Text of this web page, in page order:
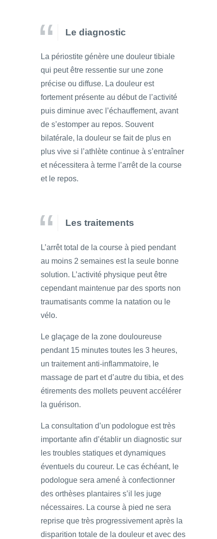
Le diagnostic
La périostite génère une douleur tibiale
qui peut être ressentie sur une zone
précise ou diffuse. La douleur est
fortement présente au début de l’activité
puis diminue avec l’échauffement, avant
de s’estomper au repos. Souvent
bilatérale, la douleur se fait de plus en
plus vive si l’athlète continue à s’entraîner
et nécessitera à terme l’arrêt de la course
et le repos.
Les traitements
L’arrêt total de la course à pied pendant
au moins 2 semaines est la seule bonne
solution. L’activité physique peut être
cependant maintenue par des sports non
traumatisants comme la natation ou le
vélo.
Le glaçage de la zone douloureuse
pendant 15 minutes toutes les 3 heures,
un traitement anti-inflammatoire, le
massage de part et d’autre du tibia, et des
étirements des mollets peuvent accélérer
la guérison.
La consultation d’un podologue est très
importante afin d’établir un diagnostic sur
les troubles statiques et dynamiques
éventuels du coureur. Le cas échéant, le
podologue sera amené à confectionner
des orthèses plantaires s’il les juge
nécessaires. La course à pied ne sera
reprise que très progressivement après la
disparition totale de la douleur et avec des